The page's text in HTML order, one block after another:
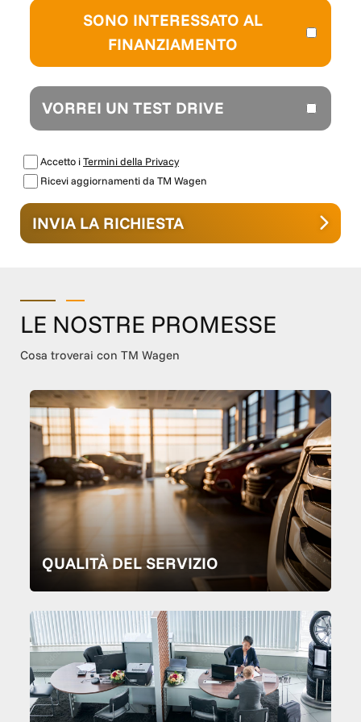
WAGEN PISTOIA FACEBOOK - TM WAGEN PISTOIA
LINKEDIN - GRUPPO TM SITO INTERNET -
www.tmwagen.com Nota bene: Le dotazioni tecniche e
equipaggiamento della vettura. TM Wagen declina ogni
responsabilità per eventuali involontarie incongruenze,
che non rappresentano un impegno contrattuale.
SONO INTERESSATO AL
FINANZIAMENTO
VORREI UN TEST DRIVE
Accetto iTermini della Privacy
Ricevi aggiornamenti da TM Wagen
INVIA LA RICHIESTA
LE NOSTRE PROMESSE
Cosa troverai con TM Wagen
QUALITÀ DEL SERVIZIO